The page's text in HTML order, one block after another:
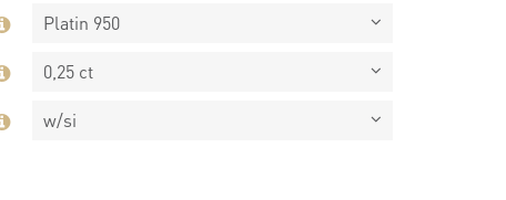
Platin 950
0,25 ct
w/si